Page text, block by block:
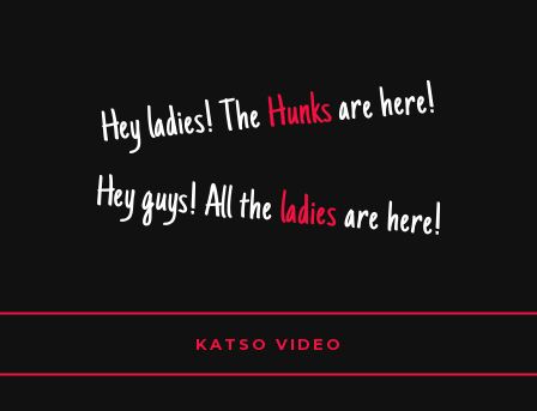
Hey ladies! TheHunksare here!
Hey guys! All theladiesare here!
KATSO VIDEO